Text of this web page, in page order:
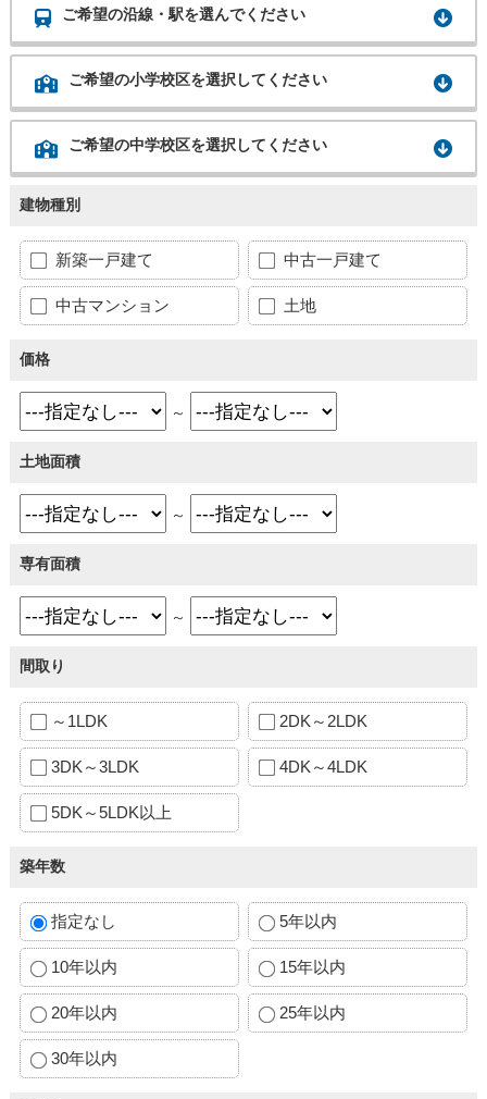
ご希望の沿線・駅を選んでください
ご希望の小学校区を選択してください
ご希望の中学校区を選択してください
建物種別
新築一戸建て 中古一戸建て
中古マンション 土地
価格
～
土地面積
～
専有面積
～
間取り
～1LDK 2DK～2LDK
3DK～3LDK 4DK～4LDK
5DK～5LDK以上
築年数
指定なし 5年以内
10年以内 15年以内
20年以内 25年以内
30年以内